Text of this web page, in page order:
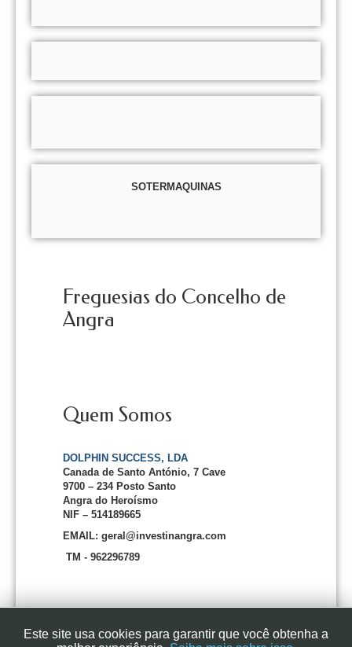
SOTERMAQUINAS
Freguesias do Concelho de
Angra
Quem Somos
DOLPHIN SUCCESS, LDA
Canada de Santo António, 7 Cave
9700 – 234 Posto Santo
Angra do Heroísmo
NIF – 514189665
EMAIL: geral@investinangra.com
TM - 962296789
Este site usa cookies para garantir que você obtenha a